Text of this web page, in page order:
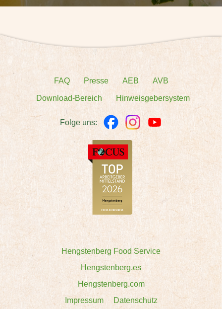
FAQ Presse AEB AVB
Download-Bereich Hinweisgebersystem
Folge uns:
Hengstenberg Food Service
Hengstenberg.es
Hengstenberg.com
Impressum
Datenschutz